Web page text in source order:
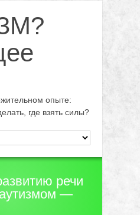
опыте:
где взять силы?
речи
—